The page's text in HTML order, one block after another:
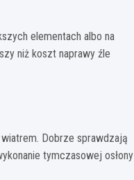
elementach albo na
niż koszt naprawy źle
Dobrze sprawdzają
tymczasowej osłony